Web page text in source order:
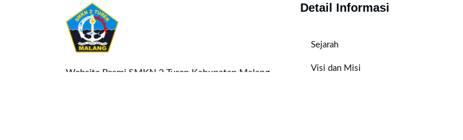
Website Resmi SMKN 2 Turen Kabupaten Malang
Detail Informasi
Sejarah
Visi dan Misi